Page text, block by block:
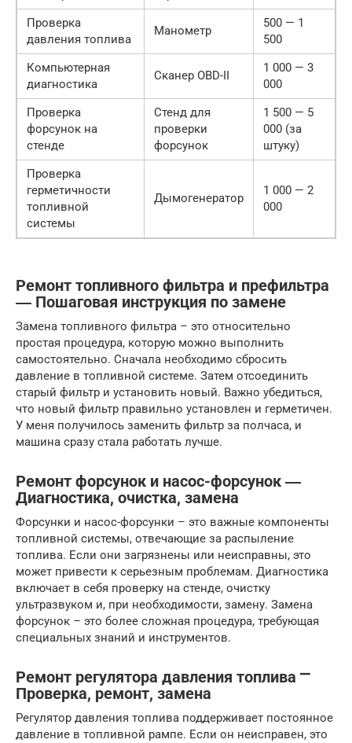
Проверка
давления топлива
Манометр
500 — 1
500
Компьютерная
диагностика
Сканер OBD-II
1 000 — 3
000
Проверка
форсунок на
стенде
Стенд для
проверки
форсунок
1 500 — 5
000 (за
штуку)
Проверка
герметичности
топливной
системы
Дымогенератор
1 000 — 2
000
Ремонт топливного фильтра и префильтра
― Пошаговая инструкция по замене
Замена топливного фильтра – это относительно
простая процедура, которую можно выполнить
самостоятельно. Сначала необходимо сбросить
давление в топливной системе. Затем отсоединить
старый фильтр и установить новый. Важно убедиться,
что новый фильтр правильно установлен и герметичен.
У меня получилось заменить фильтр за полчаса, и
машина сразу стала работать лучше.
Ремонт форсунок и насос-форсунок ―
Диагностика, очистка, замена
Форсунки и насос-форсунки – это важные компоненты
топливной системы, отвечающие за распыление
топлива. Если они загрязнены или неисправны, это
может привести к серьезным проблемам. Диагностика
включает в себя проверку на стенде, очистку
ультразвуком и, при необходимости, замену. Замена
форсунок – это более сложная процедура, требующая
специальных знаний и инструментов.
Ремонт регулятора давления топлива ⎻
Проверка, ремонт, замена
Регулятор давления топлива поддерживает постоянное
давление в топливной рампе. Если он неисправен, это